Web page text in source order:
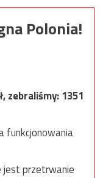
Polonia!
zebraliśmy:1351
funkcjonowania
jest przetrwanie